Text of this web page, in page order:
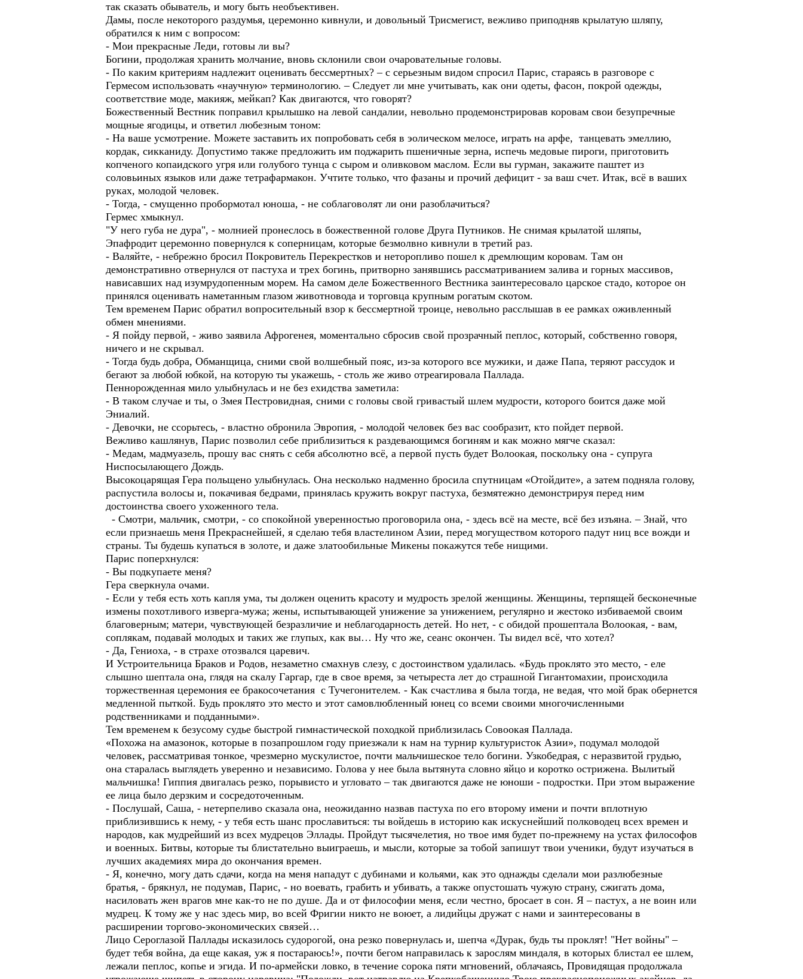
так сказать обыватель, и могу быть необъективен.
Дамы, после некоторого раздумья, церемонно кивнули, и довольный Трисмегист, вежливо приподняв крылатую шляпу,
обратился к ним с вопросом:
- Мои прекрасные Леди, готовы ли вы?
Богини, продолжая хранить молчание, вновь склонили свои очаровательные головы.
- По каким критериям надлежит оценивать бессмертных? – с серьезным видом спросил Парис, стараясь в разговоре с
Гермесом использовать «научную» терминологию. – Следует ли мне учитывать, как они одеты, фасон, покрой одежды,
соответствие моде, макияж, мейкап? Как двигаются, что говорят?
Божественный Вестник поправил крылышко на левой сандалии, невольно продемонстрировав коровам свои безупречные
мощные ягодицы, и ответил любезным тоном:
- На ваше усмотрение. Можете заставить их попробовать себя в эолическом мелосе, играть на арфе, танцевать эмеллию,
кордак, сикканиду. Допустимо также предложить им поджарить пшеничные зерна, испечь медовые пироги, приготовить
копченого копаидского угря или голубого тунца с сыром и оливковом маслом. Если вы гурман, закажите паштет из
соловьиных языков или даже тетрафармакон. Учтите только, что фазаны и прочий дефицит - за ваш счет. Итак, всё в ваших
руках, молодой человек.
- Тогда, - смущенно пробормотал юноша, - не соблаговолят ли они разоблачиться?
Гермес хмыкнул.
"У него губа не дура", - молнией пронеслось в божественной голове Друга Путников. Не снимая крылатой шляпы,
Эпафродит церемонно повернулся к соперницам, которые безмолвно кивнули в третий раз.
- Валяйте, - небрежно бросил Покровитель Перекрестков и неторопливо пошел к дремлющим коровам. Там он
демонстративно отвернулся от пастуха и трех богинь, притворно занявшись рассматриванием залива и горных массивов,
нависавших над изумрудопенным морем. На самом деле Божественного Вестника заинтересовало царское стадо, которое он
принялся оценивать наметанным глазом животновода и торговца крупным рогатым скотом.
Тем временем Парис обратил вопросительный взор к бессмертной троице, невольно расслышав в ее рамках оживленный
обмен мнениями.
- Я пойду первой, - живо заявила Афрогенея, моментально сбросив свой прозрачный пеплос, который, собственно говоря,
ничего и не скрывал.
- Тогда будь добра, Обманщица, сними свой волшебный пояс, из-за которого все мужики, и даже Папа, теряют рассудок и
бегают за любой юбкой, на которую ты укажешь, - столь же живо отреагировала Паллада.
Пеннорожденная мило улыбнулась и не без ехидства заметила:
- В таком случае и ты, о Змея Пестровидная, сними с головы свой гривастый шлем мудрости, которого боится даже мой
Эниалий.
- Девочки, не ссорьтесь, - властно обронила Эвропия, - молодой человек без вас сообразит, кто пойдет первой.
Вежливо кашлянув, Парис позволил себе приблизиться к раздевающимся богиням и как можно мягче сказал:
- Медам, мадмуазель, прошу вас снять с себя абсолютно всё, а первой пусть будет Волоокая, поскольку она - супруга
Ниспосылающего Дождь.
Высокоцарящая Гера польщено улыбнулась. Она несколько надменно бросила спутницам «Отойдите», а затем подняла голову,
распустила волосы и, покачивая бедрами, принялась кружить вокруг пастуха, безмятежно демонстрируя перед ним
достоинства своего ухоженного тела.
- Смотри, мальчик, смотри, - со спокойной уверенностью проговорила она, - здесь всё на месте, всё без изъяна. – Знай, что
если признаешь меня Прекраснейшей, я сделаю тебя властелином Азии, перед могуществом которого падут ниц все вожди и
страны. Ты будешь купаться в золоте, и даже златообильные Микены покажутся тебе нищими.
Парис поперхнулся:
- Вы подкупаете меня?
Гера сверкнула очами.
- Если у тебя есть хоть капля ума, ты должен оценить красоту и мудрость зрелой женщины. Женщины, терпящей бесконечные
измены похотливого изверга-мужа; жены, испытывающей унижение за унижением, регулярно и жестоко избиваемой своим
благоверным; матери, чувствующей безразличие и неблагодарность детей. Но нет, - с обидой прошептала Волоокая, - вам,
соплякам, подавай молодых и таких же глупых, как вы… Ну что же, сеанс окончен. Ты видел всё, что хотел?
- Да, Гениоха, - в страхе отозвался царевич.
И Устроительница Браков и Родов, незаметно смахнув слезу, с достоинством удалилась. «Будь проклято это место, - еле
слышно шептала она, глядя на скалу Гаргар, где в свое время, за четыреста лет до страшной Гигантомахии, происходила
торжественная церемония ее бракосочетания с Тучегонителем. - Как счастлива я была тогда, не ведая, что мой брак обернется
медленной пыткой. Будь проклято это место и этот самовлюбленный юнец со всеми своими многочисленными
родственниками и подданными».
Тем временем к безусому судье быстрой гимнастической походкой приблизилась Совоокая Паллада.
«Похожа на амазонок, которые в позапрошлом году приезжали к нам на турнир культуристок Азии», подумал молодой
человек, рассматривая тонкое, чрезмерно мускулистое, почти мальчишеское тело богини. Узкобедрая, с неразвитой грудью,
она старалась выглядеть уверенно и независимо. Голова у нее была вытянута словно яйцо и коротко острижена. Вылитый
мальчишка! Гиппия двигалась резко, порывисто и угловато – так двигаются даже не юноши - подростки. При этом выражение
ее лица было дерзким и сосредоточенным.
- Послушай, Саша, - нетерпеливо сказала она, неожиданно назвав пастуха по его второму имени и почти вплотную
приблизившись к нему, - у тебя есть шанс прославиться: ты войдешь в историю как искуснейший полководец всех времен и
народов, как мудрейший из всех мудрецов Эллады. Пройдут тысячелетия, но твое имя будет по-прежнему на устах философов
и военных. Битвы, которые ты блистательно выиграешь, и мысли, которые за тобой запишут твои ученики, будут изучаться в
лучших академиях мира до окончания времен.
- Я, конечно, могу дать сдачи, когда на меня нападут с дубинами и кольями, как это однажды сделали мои разлюбезные
братья, - брякнул, не подумав, Парис, - но воевать, грабить и убивать, а также опустошать чужую страну, сжигать дома,
насиловать жен врагов мне как-то не по душе. Да и от философии меня, если честно, бросает в сон. Я – пастух, а не воин или
мудрец. К тому же у нас здесь мир, во всей Фригии никто не воюет, а лидийцы дружат с нами и заинтересованы в
расширении торгово-экономических связей…
Лицо Сероглазой Паллады исказилось судорогой, она резко повернулась и, шепча «Дурак, будь ты проклят! "Нет войны" –
будет тебя война, да еще какая, уж я постараюсь!», почти бегом направилась к зарослям миндаля, в которых блистал ее шлем,
лежали пеплос, копье и эгида. И по-армейски ловко, в течение сорока пяти мгновений, облачаясь, Провидящая продолжала